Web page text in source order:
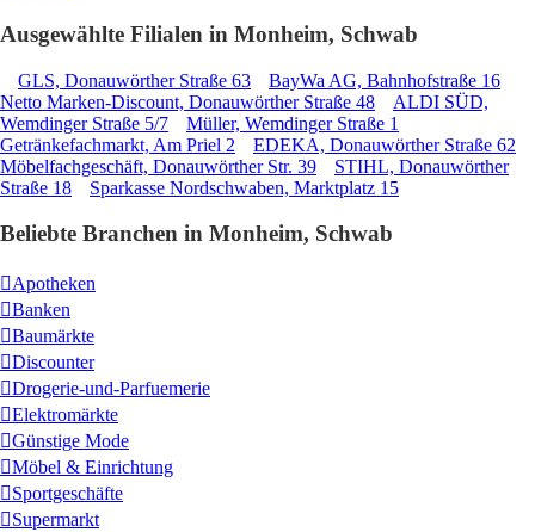
Ausgewählte Filialen in Monheim, Schwab
GLS, Donauwörther Straße 63
BayWa AG, Bahnhofstraße 16
Netto Marken-Discount, Donauwörther Straße 48
ALDI SÜD,
Wemdinger Straße 5/7
Müller, Wemdinger Straße 1
Getränkefachmarkt, Am Priel 2
EDEKA, Donauwörther Straße 62
Möbelfachgeschäft, Donauwörther Str. 39
STIHL, Donauwörther
Straße 18
Sparkasse Nordschwaben, Marktplatz 15
Beliebte Branchen in Monheim, Schwab
Apotheken
Banken
Baumärkte
Discounter
Drogerie-und-Parfuemerie
Elektromärkte
Günstige Mode
Möbel & Einrichtung
Sportgeschäfte
Supermarkt